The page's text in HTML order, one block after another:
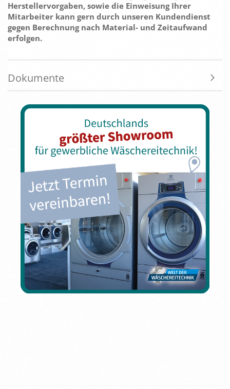
Herstellervorgaben, sowie die Einweisung Ihrer
Mitarbeiter kann gern durch unseren Kundendienst
gegen Berechnung nach Material- und Zeitaufwand
erfolgen.
Dokumente